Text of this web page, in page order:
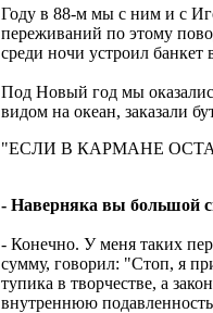
Году в 88-м мы с ним и с
переживаний по этому
среди ночи устроил
Под Новый год мы
видом на океан, заказали
"ЕСЛИ В КАРМАНЕ
- Наверняка вы большой
- Конечно. У меня таких
сумму, говорил: "Стоп, я
тупика в творчестве, а
внутреннюю